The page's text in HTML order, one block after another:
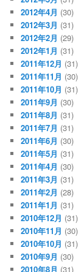
2012年4月 (30)
2012年3月 (31)
2012年2月 (29)
2012年1月 (31)
2011年12月 (31)
2011年11月 (30)
2011年10月 (31)
2011年9月 (30)
2011年8月 (31)
2011年7月 (31)
2011年6月 (30)
2011年5月 (31)
2011年4月 (30)
2011年3月 (31)
2011年2月 (28)
2011年1月 (31)
2010年12月 (31)
2010年11月 (30)
2010年10月 (31)
2010年9月 (30)
2010年8月 (31)